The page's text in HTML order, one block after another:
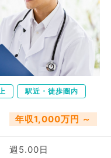
駅近・徒歩圏内
年収1,000万円 ～
週5.00日